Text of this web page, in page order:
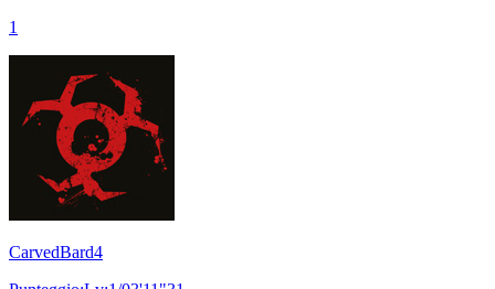
1
CarvedBard4